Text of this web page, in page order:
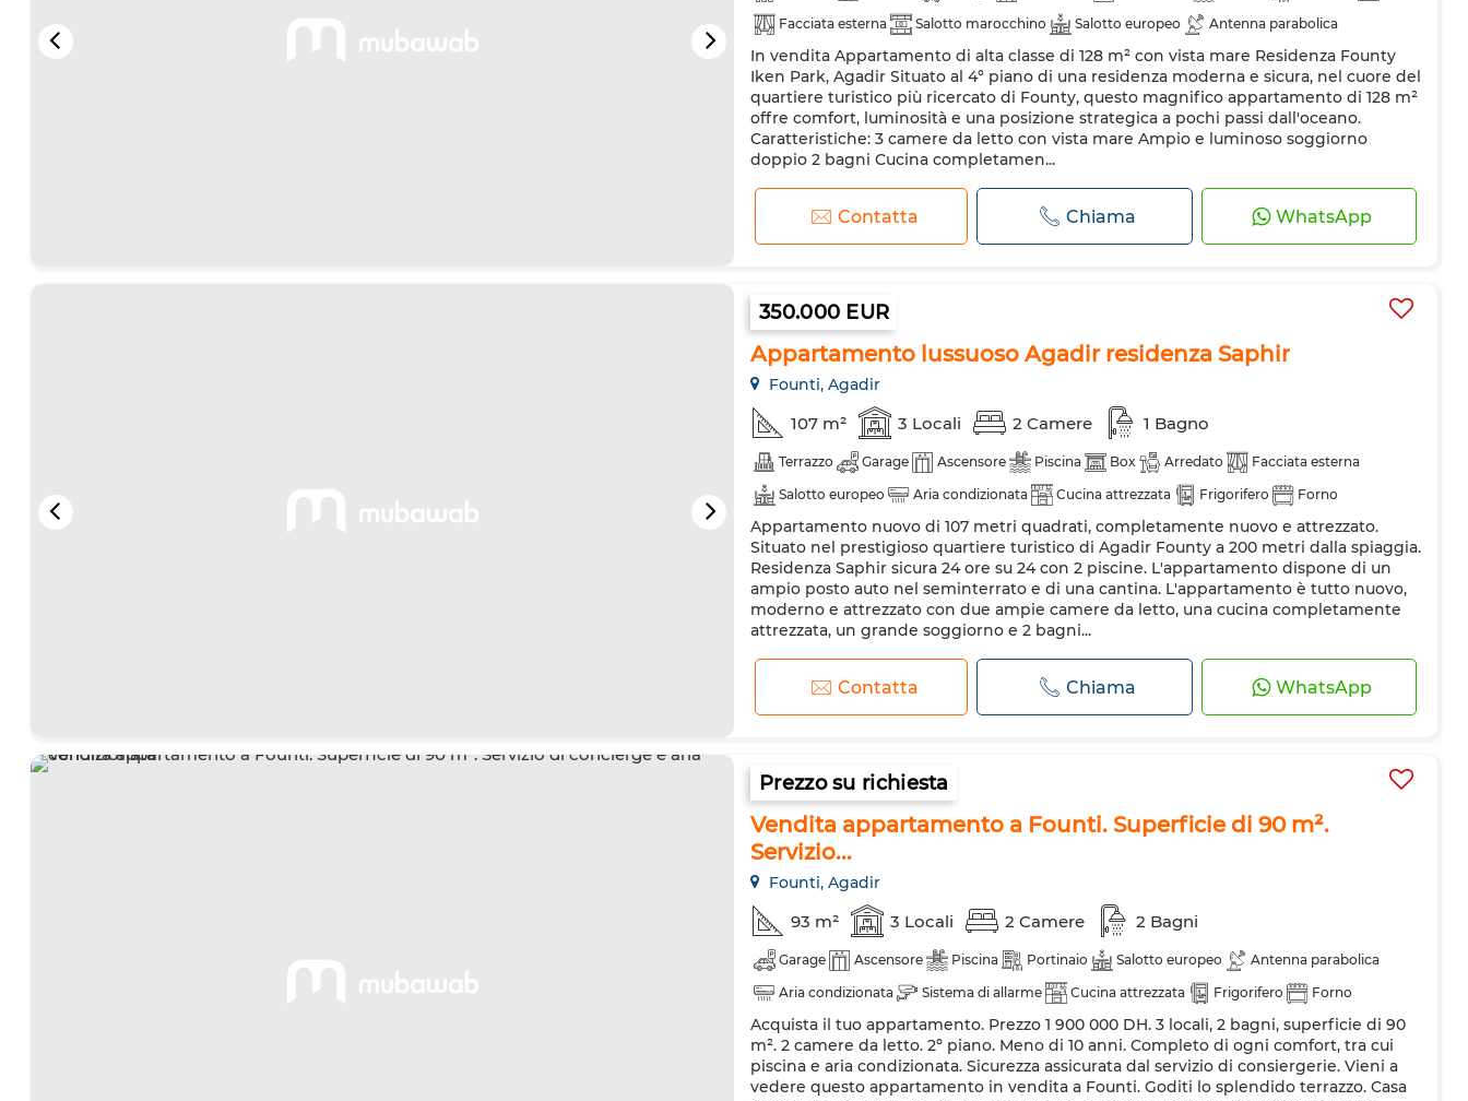
Facciata esterna
Salotto marocchino Salotto europeo
Antenna parabolica
Aria condizionata
Sistema di allarme Doppi vetri Porta rinforzata
Cucina attrezzata
Frigorifero
Forno Lavatrice Forno a microonde
In vendita Appartamento di alta classe di 128 m² con vista mare Residenza Founty
Iken Park, Agadir Situato al 4° piano di una residenza moderna e sicura, nel cuore del
quartiere turistico più ricercato di Founty, questo magnifico appartamento di 128 m²
offre comfort, luminosità e una posizione strategica a pochi passi dall'oceano.
Caratteristiche: 3 camere da letto con vista mare Ampio e luminoso soggiorno
doppio 2 bagni Cucina completamen...
Contatta Chiama WhatsApp
350.000 EUR
Appartamento lussuoso Agadir residenza Saphir
Founti, Agadir
107 m² 3 Locali 2 Camere 1 Bagno
Terrazzo Garage Ascensore Piscina Box Arredato
Facciata esterna
Salotto europeo
Aria condizionata Cucina attrezzata Frigorifero
Forno
Lavatrice
Forno a microonde
Appartamento nuovo di 107 metri quadrati, completamente nuovo e attrezzato.
Situato nel prestigioso quartiere turistico di Agadir Founty a 200 metri dalla spiaggia.
Residenza Saphir sicura 24 ore su 24 con 2 piscine. L'appartamento dispone di un
ampio posto auto nel seminterrato e di una cantina. L'appartamento è tutto nuovo,
moderno e attrezzato con due ampie camere da letto, una cucina completamente
attrezzata, un grande soggiorno e 2 bagni...
Contatta Chiama WhatsApp
Prezzo su richiesta
Vendita appartamento a Founti. Superficie di 90 m².
Servizio...
Founti, Agadir
93 m² 3 Locali 2 Camere 2 Bagni
Garage Ascensore Piscina Portinaio Salotto europeo
Antenna parabolica
Aria condizionata
Sistema di allarme Cucina attrezzata Frigorifero
Forno
Lavatrice
Forno a microonde
Acquista il tuo appartamento. Prezzo 1 900 000 DH. 3 locali, 2 bagni, superficie di 90
m². 2 camere da letto. 2º piano. Meno di 10 anni. Completo di ogni comfort, tra cui
piscina e aria condizionata. Sicurezza assicurata dal servizio di consiergerie. Vieni a
vedere questo appartamento in vendita a Founti. Goditi lo splendido terrazzo. Casa